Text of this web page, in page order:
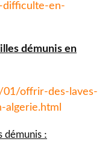
difficulte-en-
démunis en
01/offrir-des-laves-
algerie.html
démunis :